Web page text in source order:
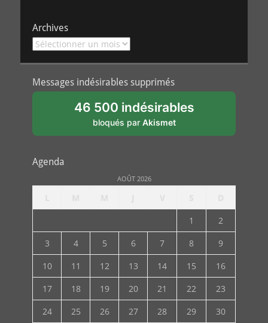
Archives
Archives
Messages indésirables supprimés
46 500 indésirables
bloqués par Akismet
Agenda
AOÛT 2026
1
2
3
4 5 6 7 8
9
10
11 12 13 14 15
16
17
18 19 20 21 22
23
24
25 26 27 28 29 30